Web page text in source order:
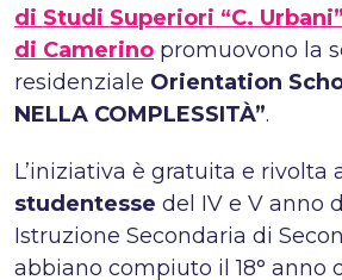
di Studi Superiori “C.
di Camerino promuovono la
residenziale Orientation
NELLA COMPLESSITÀ”.
L’iniziativa è gratuita e rivolta
studentesse del IV e V anno
Istruzione Secondaria di
abbiano compiuto il 18° anno